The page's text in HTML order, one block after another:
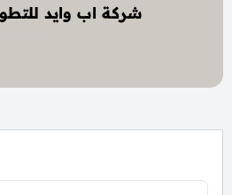
شركة اب وايد